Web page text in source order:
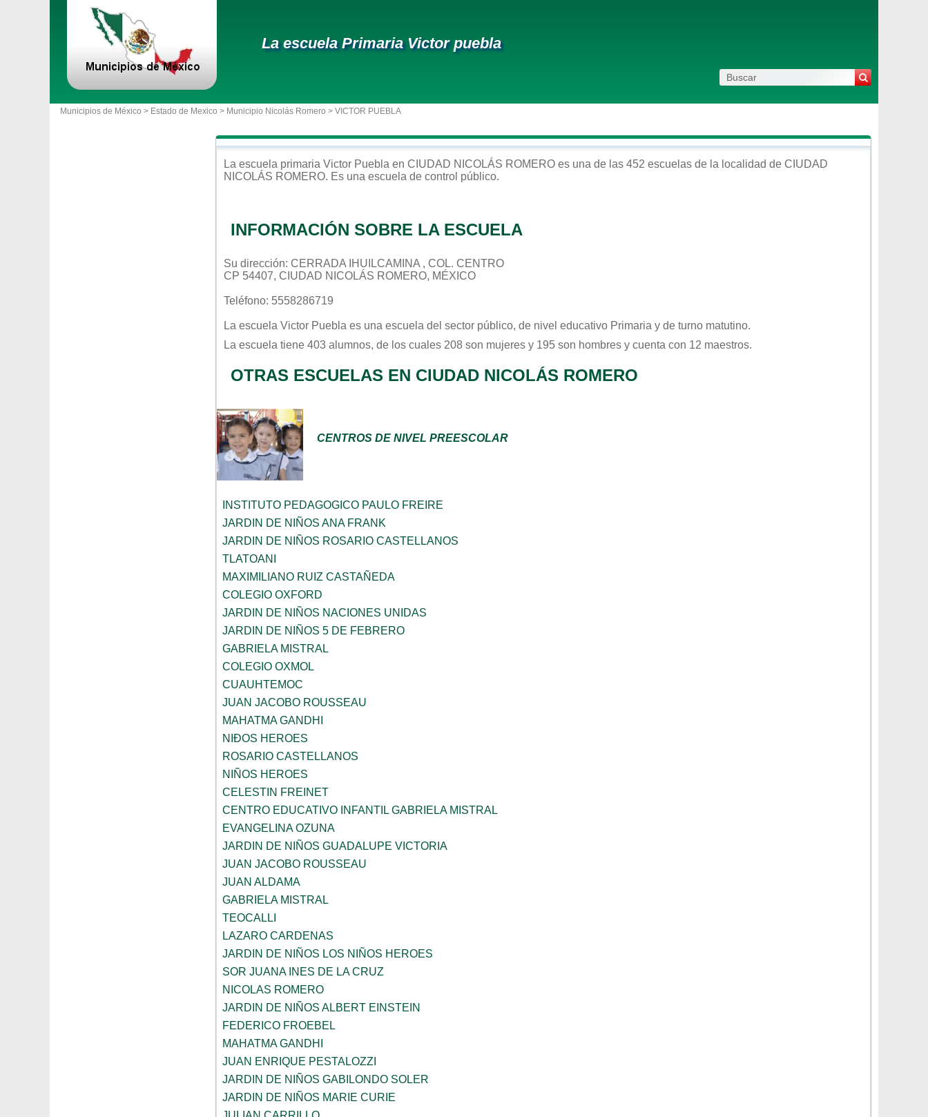
La escuela Primaria Victor puebla
Municipios de México > Estado de Mexico > Municipio Nicolás Romero > VICTOR PUEBLA
La escuela primaria Victor Puebla en CIUDAD NICOLÁS ROMERO es una de las 452 escuelas de la localidad de CIUDAD
NICOLÁS ROMERO. Es una escuela de control público.
INFORMACIÓN SOBRE LA ESCUELA
Su dirección: CERRADA IHUILCAMINA , COL. CENTRO
CP 54407, CIUDAD NICOLÁS ROMERO, MÉXICO
Teléfono: 5558286719
La escuela Victor Puebla es una escuela del sector público, de nivel educativo Primaria y de turno matutino.
La escuela tiene 403 alumnos, de los cuales 208 son mujeres y 195 son hombres y cuenta con 12 maestros.
OTRAS ESCUELAS EN CIUDAD NICOLÁS ROMERO
CENTROS DE NIVEL PREESCOLAR
INSTITUTO PEDAGOGICO PAULO FREIRE
JARDIN DE NIÑOS ANA FRANK
JARDIN DE NIÑOS ROSARIO CASTELLANOS
TLATOANI
MAXIMILIANO RUIZ CASTAÑEDA
COLEGIO OXFORD
JARDIN DE NIÑOS NACIONES UNIDAS
JARDIN DE NIÑOS 5 DE FEBRERO
GABRIELA MISTRAL
COLEGIO OXMOL
CUAUHTEMOC
JUAN JACOBO ROUSSEAU
MAHATMA GANDHI
NIÐOS HEROES
ROSARIO CASTELLANOS
NIÑOS HEROES
CELESTIN FREINET
CENTRO EDUCATIVO INFANTIL GABRIELA MISTRAL
EVANGELINA OZUNA
JARDIN DE NIÑOS GUADALUPE VICTORIA
JUAN JACOBO ROUSSEAU
JUAN ALDAMA
GABRIELA MISTRAL
TEOCALLI
LAZARO CARDENAS
JARDIN DE NIÑOS LOS NIÑOS HEROES
SOR JUANA INES DE LA CRUZ
NICOLAS ROMERO
JARDIN DE NIÑOS ALBERT EINSTEIN
FEDERICO FROEBEL
MAHATMA GANDHI
JUAN ENRIQUE PESTALOZZI
JARDIN DE NIÑOS GABILONDO SOLER
JARDIN DE NIÑOS MARIE CURIE